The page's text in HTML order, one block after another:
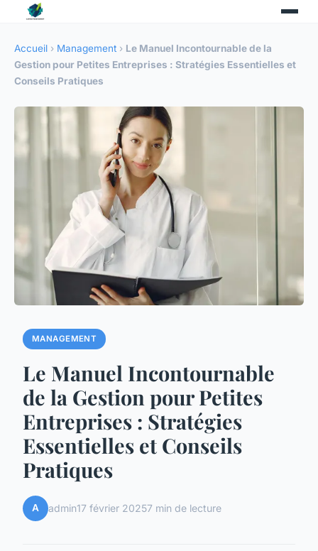
Accueil › Management › Le Manuel Incontournable de la
Gestion pour Petites Entreprises : Stratégies Essentielles et
Conseils Pratiques
MANAGEMENT
Le Manuel Incontournable
de la Gestion pour Petites
Entreprises : Stratégies
Essentielles et Conseils
Pratiques
A admin17 février 20257 min de lecture